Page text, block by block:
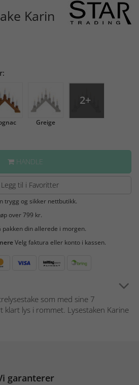
Karin
Greige
2+
HANDLE
Legg til i Favoritter
trygg og sikker nettbutikk.
over 799 kr.
pakken din allerede i morgen.
Velg faktura eller konto i kassen.
som med sine 7
klart lys i rommet. Lysestaken Karine
garanterer